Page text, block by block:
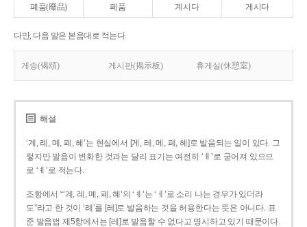
폐품(廢品) 페품 계시다 게시다
다만, 다음 말은 본음대로 적는다.
게송(偈頌) 게시판(揭示板) 휴게실(休憩室)
해설
‘계, 례, 몌, 폐, 혜’는 현실에서 [게, 레, 메, 페, 헤]로 발음되는 일이 있다. 그
렇지만 발음이 변화한 것과는 달리 표기는 여전히 ‘ㅖ’로 굳어져 있으므
로 ‘ㅖ’로 적는다.
조항에서 “‘계, 례, 몌, 폐, 혜’의 ‘ㅖ’는 ‘ㅔ’로 소리 나는 경우가 있더라
도”라고 한 것이 ‘례’를 [레]로 발음하는 것을 허용한다는 뜻은 아니다. 표
준 발음법 제5항에서는 [레]로 발음할 수 없다고 명시하고 있기 때문이다.